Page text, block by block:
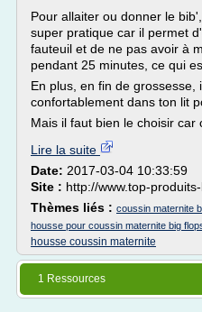
Pour allaiter ou donner le
super pratique car il permet
fauteuil et de ne pas avoir à
pendant 25 minutes, ce qui
En plus, en fin de
confortablement dans ton lit
Mais il faut bien le choisir car
Lire la suite
Date: 2017-03-04 10:33:59
Site : http://www.top-
Thèmes liés : coussin maternite
housse pour coussin maternite big
housse coussin maternite
1 Ressources